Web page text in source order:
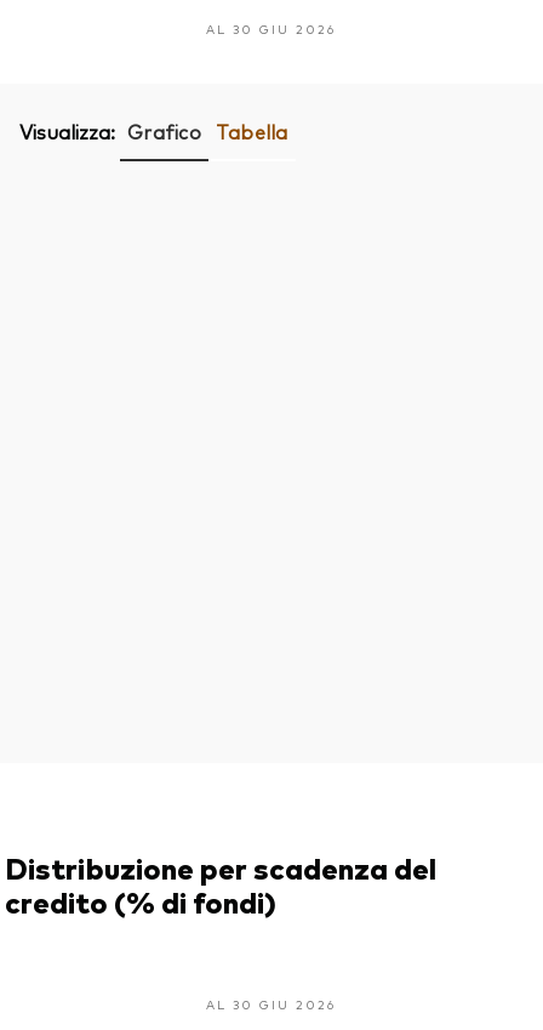
AL 30 GIU 2026
Visualizza: Grafico Tabella
Distribuzione per scadenza del
credito (% di fondi)
AL 30 GIU 2026